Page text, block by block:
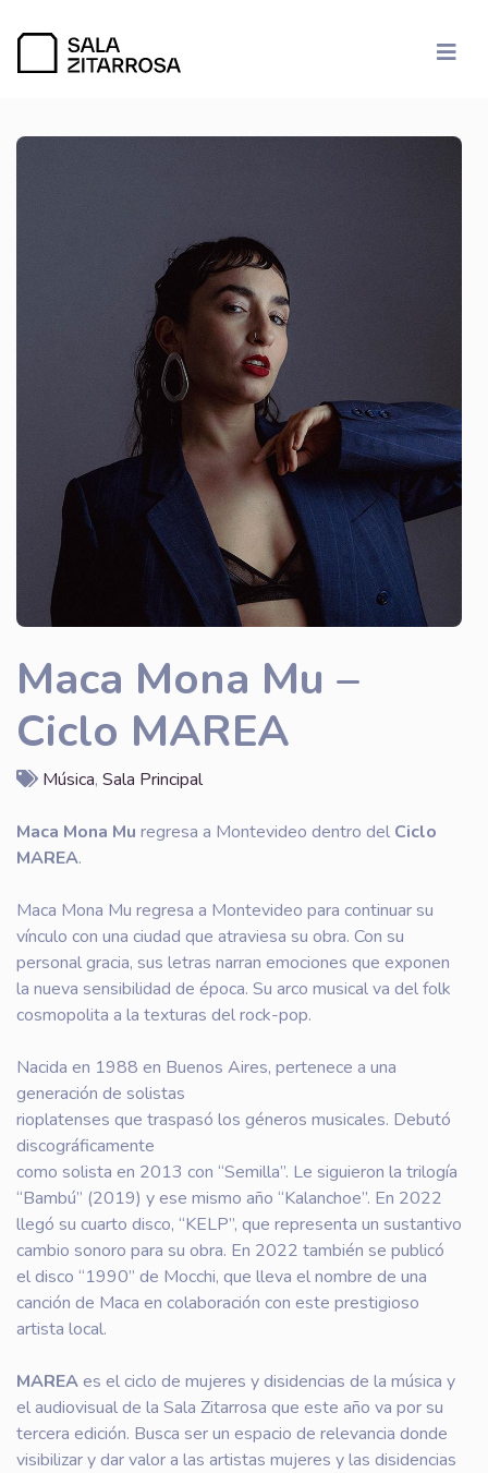
Maca Mona Mu –
Ciclo MAREA
Música, Sala Principal
Maca Mona Mu regresa a Montevideo dentro del Ciclo
MAREA.
Maca Mona Mu regresa a Montevideo para continuar su
vínculo con una ciudad que atraviesa su obra. Con su
personal gracia, sus letras narran emociones que exponen
la nueva sensibilidad de época. Su arco musical va del folk
cosmopolita a la texturas del rock-pop.
Nacida en 1988 en Buenos Aires, pertenece a una
generación de solistas
rioplatenses que traspasó los géneros musicales. Debutó
discográficamente
como solista en 2013 con “Semilla”. Le siguieron la trilogía
“Bambú” (2019) y ese mismo año “Kalanchoe”. En 2022
llegó su cuarto disco, “KELP”, que representa un sustantivo
cambio sonoro para su obra. En 2022 también se publicó
el disco “1990” de Mocchi, que lleva el nombre de una
canción de Maca en colaboración con este prestigioso
artista local.
MAREAes el ciclo de mujeres y disidencias de la música y
el audiovisual de la Sala Zitarrosa que este año va por su
tercera edición. Busca ser un espacio de relevancia donde
visibilizar y dar valor a las artistas mujeres y las disidencias